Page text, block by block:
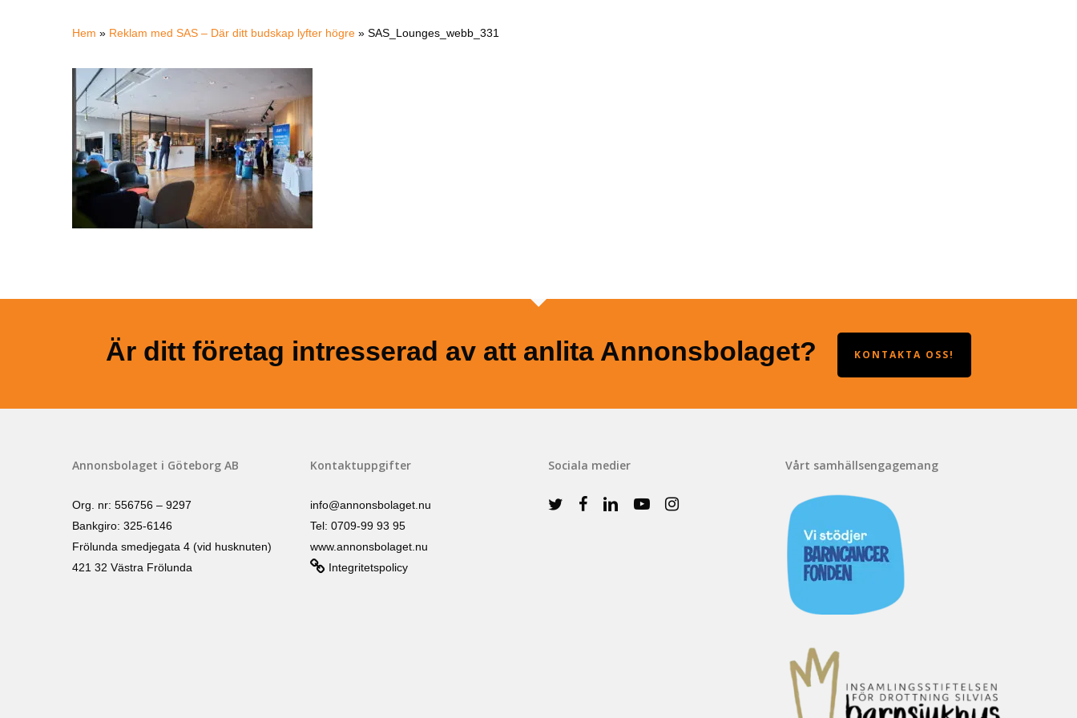
Hem » Reklam med SAS – Där ditt budskap lyfter högre » SAS_Lounges_webb_331
Är ditt företag intresserad av att anlita Annonsbolaget? KONTAKTA OSS!
Annonsbolaget i Göteborg AB
Org. nr: 556756 – 9297
Bankgiro: 325-6146
Frölunda smedjegata 4 (vid husknuten)
421 32 Västra Frölunda
Kontaktuppgifter
info@annonsbolaget.nu
Tel: 0709-99 93 95
www.annonsbolaget.nu
Integritetspolicy
Sociala medier Vårt samhällsengagemang